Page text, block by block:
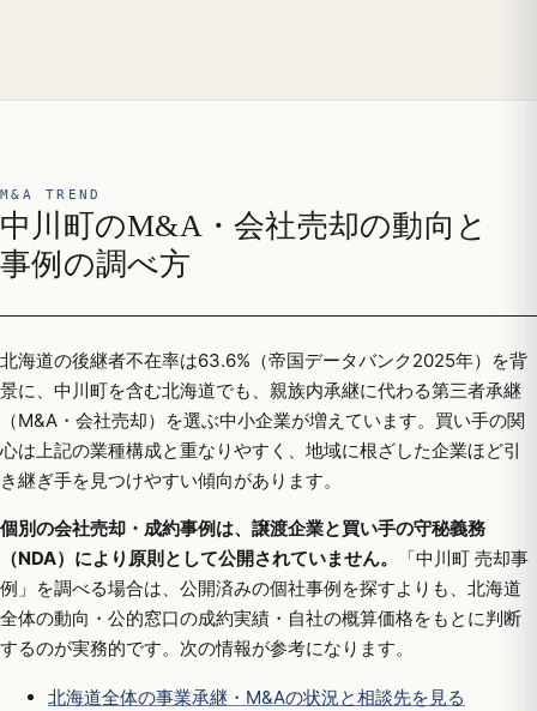
M&A TREND
中川町のM&A・会社売却の動向と
事例の調べ方
北海道の後継者不在率は63.6%（帝国データバンク2025年）を背
景に、中川町を含む北海道でも、親族内承継に代わる第三者承継
（M&A・会社売却）を選ぶ中小企業が増えています。買い手の関
心は上記の業種構成と重なりやすく、地域に根ざした企業ほど引
き継ぎ手を見つけやすい傾向があります。
個別の会社売却・成約事例は、譲渡企業と買い手の守秘義務
（NDA）により原則として公開されていません。
「中川町 売却事
例」を調べる場合は、公開済みの個社事例を探すよりも、北海道
全体の動向・公的窓口の成約実績・自社の概算価格をもとに判断
するのが実務的です。次の情報が参考になります。
北海道全体の事業承継・M&Aの状況と相談先を見る